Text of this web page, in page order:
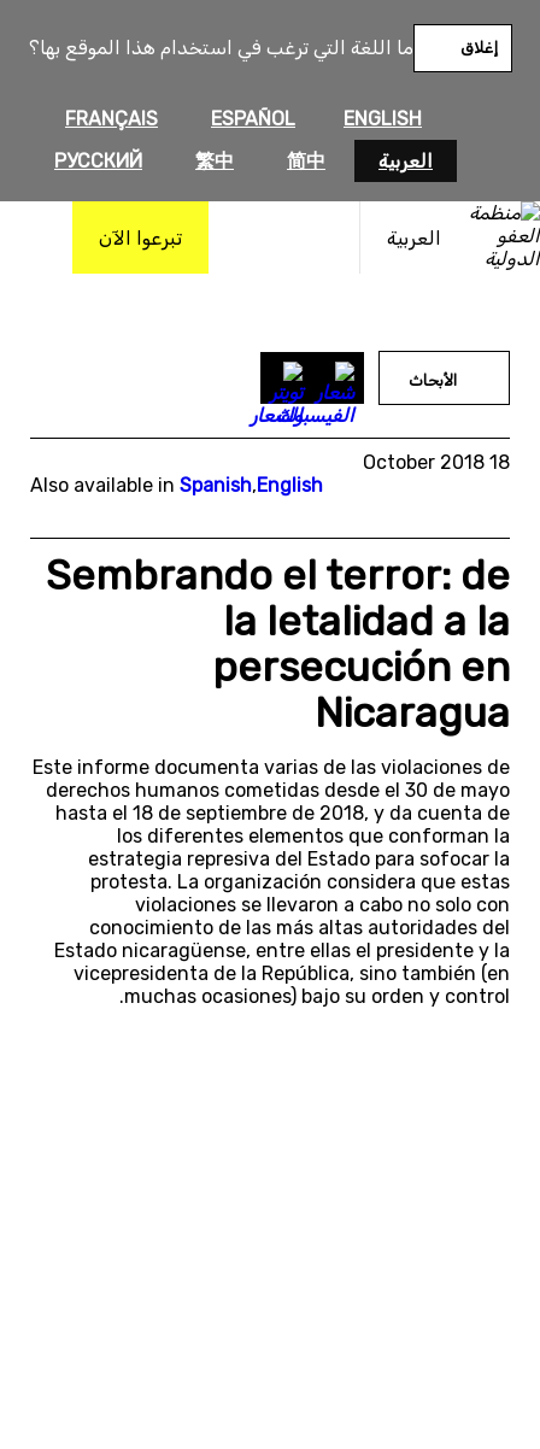
ما اللغة التي ترغب في استخدام هذا الموقع بها؟
ENGLISH
ESPAÑOL
FRANÇAIS
العربية
简中
繁中
РУССКИЙ
إغلاق
العربية تبرعوا الآن
المحتوى
الأبحاث
18 October 2018
Also available in Spanish,English
Sembrando el terror: de
la letalidad a la
persecución en
Nicaragua
Este informe documenta varias de las violaciones de
derechos humanos cometidas desde el 30 de mayo
hasta el 18 de septiembre de 2018, y da cuenta de
los diferentes elementos que conforman la
estrategia represiva del Estado para sofocar la
protesta. La organización considera que estas
violaciones se llevaron a cabo no solo con
conocimiento de las más altas autoridades del
Estado nicaragüense, entre ellas el presidente y la
vicepresidenta de la República, sino también (en
muchas ocasiones) bajo su orden y control.